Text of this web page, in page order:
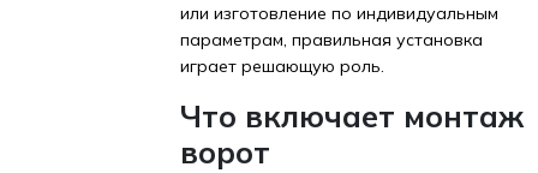
или изготовление по индивидуальным
параметрам, правильная установка
играет решающую роль.
Что включает монтаж
ворот